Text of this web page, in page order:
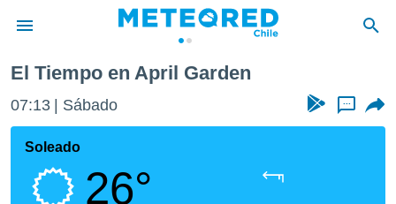
de
por
que se
El Tiempo en April Garden
07:13 Sábado ...
Soleado
26°